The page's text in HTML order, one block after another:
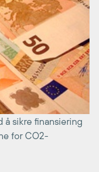
å sikre finansiering
for CO2-